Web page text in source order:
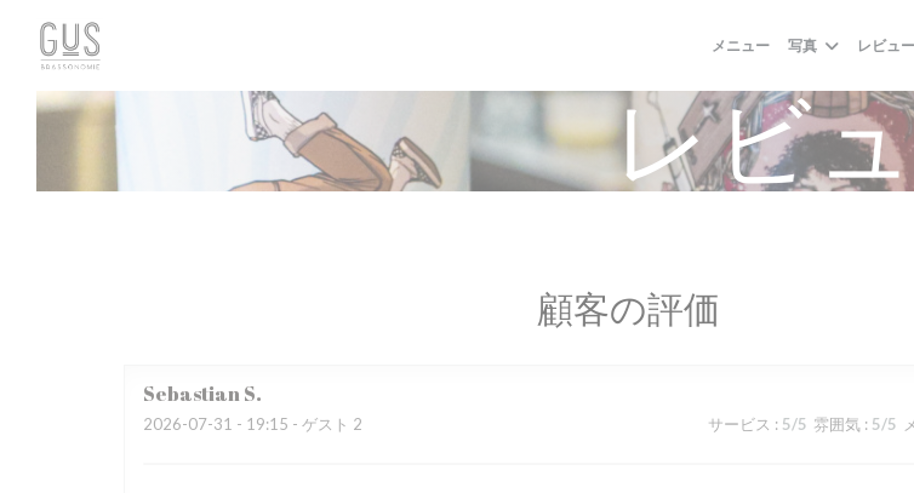
クッキー利用の管理について
メニュー 写真 レビュー
レビ
顧客の評価
SebastianS
2026-07-31 - 19:15 - ゲスト 2 サービス : 5/5 雰囲気: 5/5